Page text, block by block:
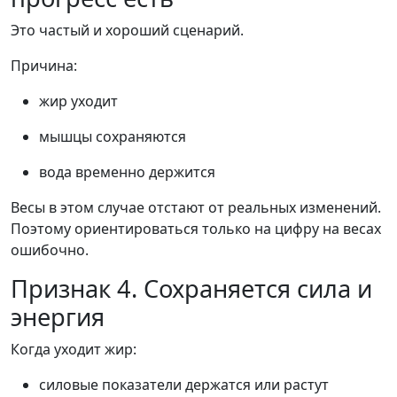
Это частый и хороший сценарий.
Причина:
жир уходит
мышцы сохраняются
вода временно держится
Весы в этом случае отстают от реальных изменений.
Поэтому ориентироваться только на цифру на весах
ошибочно.
Признак 4. Сохраняется сила и
энергия
Когда уходит жир:
силовые показатели держатся или растут